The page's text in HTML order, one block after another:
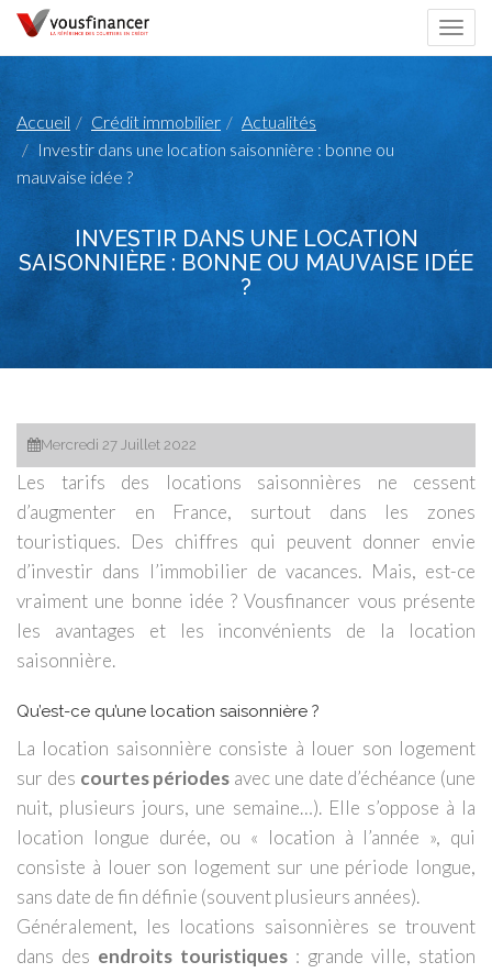
Accueil Crédit immobilier
Actualités
Investir dans une location saisonnière : bonne ou
mauvaise idée ?
INVESTIR DANS UNE LOCATION
SAISONNIÈRE : BONNE OU MAUVAISE IDÉE
?
Mercredi 27 Juillet 2022
Les tarifs des locations saisonnières ne cessent
d’augmenter en France, surtout dans les zones
touristiques. Des chiffres qui peuvent donner envie
d’investir dans l’immobilier de vacances. Mais, est-ce
vraiment une bonne idée ? Vousfinancer vous présente
les avantages et les inconvénients de la location
saisonnière.
Qu’est-ce qu’une location saisonnière ?
La location saisonnière consiste à louer son logement
sur des courtes périodes avec une date d’échéance (une
nuit, plusieurs jours, une semaine…). Elle s’oppose à la
location longue durée, ou « location à l’année », qui
consiste à louer son logement sur une période longue,
sans date de fin définie (souvent plusieurs années).
Généralement, les locations saisonnières se trouvent
dans des endroits touristiques : grande ville, station